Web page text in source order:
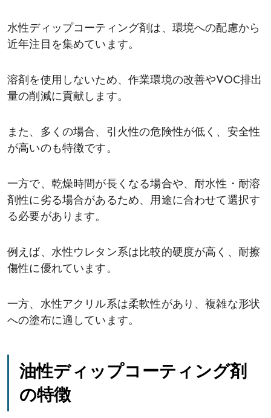
水性ディップコーティング剤は、環境への配慮から
近年注目を集めています。
溶剤を使用しないため、作業環境の改善やVOC排出
量の削減に貢献します。
また、多くの場合、引火性の危険性が低く、安全性
が高いのも特徴です。
一方で、乾燥時間が長くなる場合や、耐水性・耐溶
剤性に劣る場合があるため、用途に合わせて選択す
る必要があります。
例えば、水性ウレタン系は比較的硬度が高く、耐擦
傷性に優れています。
一方、水性アクリル系は柔軟性があり、複雑な形状
への塗布に適しています。
油性ディップコーティング剤
の特徴